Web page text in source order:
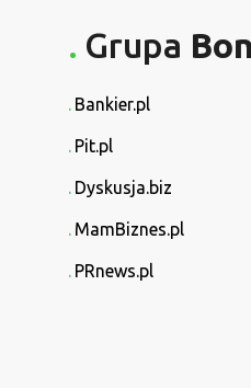
Grupa
Bankier.pl
Pit.pl
Dyskusja.biz
MamBiznes.pl
PRnews.pl